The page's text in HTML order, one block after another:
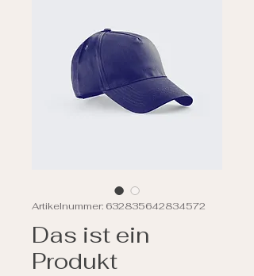
Artikelnummer: 632835642834572
Das ist ein
Produkt